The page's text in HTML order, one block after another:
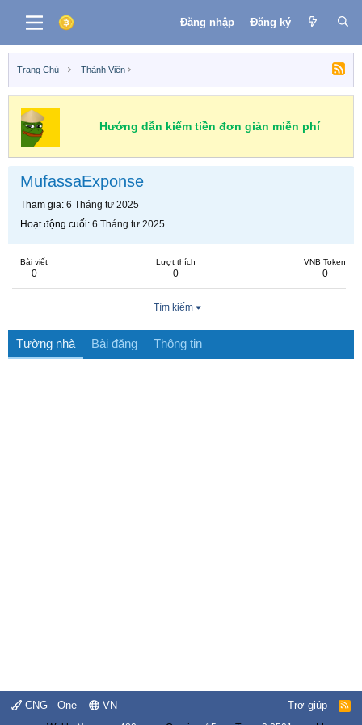
Đăng nhập Đăng ký
Trang Chủ Thành Viên
Hướng dẫn kiếm tiền đơn giản miễn phí
MufassaExponse
Tham gia 6 Tháng tư 2025
Hoạt động cuối 6 Tháng tư 2025
Bài viết
0
Lượt thích
0
VNB Token
0
Tìm kiếm
Tường nhà Bài đăng Thông tin
CNG - One VN Trợ giúp
R